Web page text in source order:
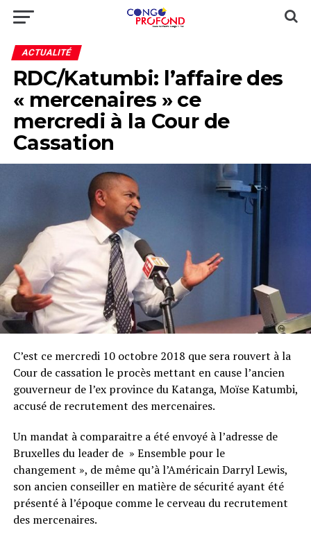
ACTUALITÉ
RDC/Katumbi: l’affaire des
« mercenaires » ce
mercredi à la Cour de
Cassation
C’est ce mercredi 10 octobre 2018 que sera rouvert à la
Cour de cassation le procès mettant en cause l’ancien
gouverneur de l’ex province du Katanga, Moïse Katumbi,
accusé de recrutement des mercenaires.
Un mandat à comparaitre a été envoyé à l’adresse de
Bruxelles du leader de » Ensemble pour le
changement », de même qu’à l’Américain Darryl Lewis,
son ancien conseiller en matière de sécurité ayant été
présenté à l’époque comme le cerveau du recrutement
des mercenaires.